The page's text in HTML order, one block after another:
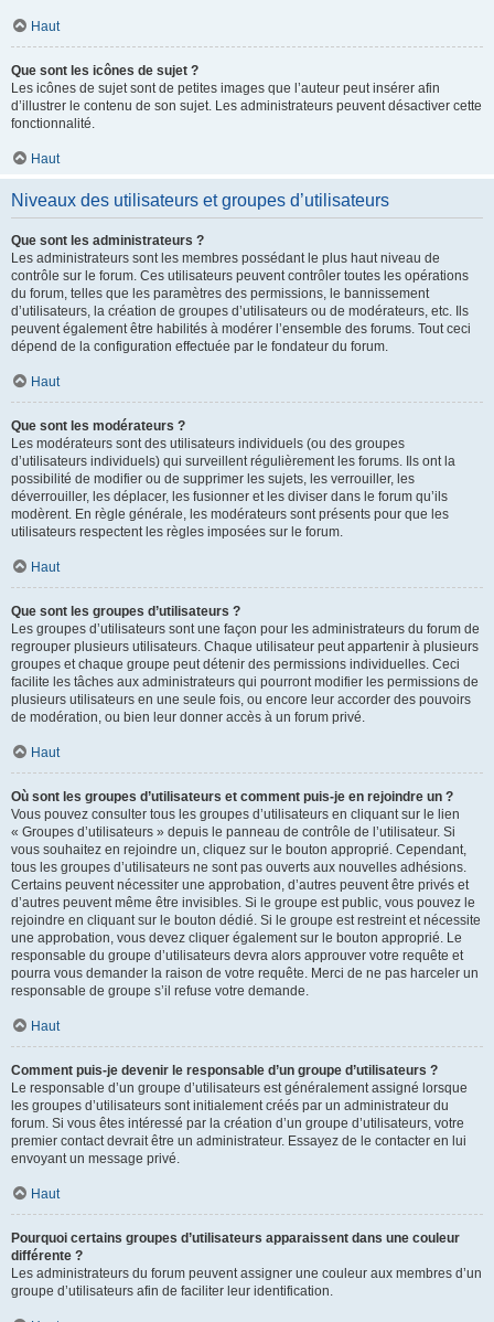
Haut
Que sont les icônes de sujet ?
Les icônes de sujet sont de petites images que l’auteur peut insérer afin
d’illustrer le contenu de son sujet. Les administrateurs peuvent désactiver cette
fonctionnalité.
Haut
Niveaux des utilisateurs et groupes d’utilisateurs
Que sont les administrateurs ?
Les administrateurs sont les membres possédant le plus haut niveau de
contrôle sur le forum. Ces utilisateurs peuvent contrôler toutes les opérations
du forum, telles que les paramètres des permissions, le bannissement
d’utilisateurs, la création de groupes d’utilisateurs ou de modérateurs, etc. Ils
peuvent également être habilités à modérer l’ensemble des forums. Tout ceci
dépend de la configuration effectuée par le fondateur du forum.
Haut
Que sont les modérateurs ?
Les modérateurs sont des utilisateurs individuels (ou des groupes
d’utilisateurs individuels) qui surveillent régulièrement les forums. Ils ont la
possibilité de modifier ou de supprimer les sujets, les verrouiller, les
déverrouiller, les déplacer, les fusionner et les diviser dans le forum qu’ils
modèrent. En règle générale, les modérateurs sont présents pour que les
utilisateurs respectent les règles imposées sur le forum.
Haut
Que sont les groupes d’utilisateurs ?
Les groupes d’utilisateurs sont une façon pour les administrateurs du forum de
regrouper plusieurs utilisateurs. Chaque utilisateur peut appartenir à plusieurs
groupes et chaque groupe peut détenir des permissions individuelles. Ceci
facilite les tâches aux administrateurs qui pourront modifier les permissions de
plusieurs utilisateurs en une seule fois, ou encore leur accorder des pouvoirs
de modération, ou bien leur donner accès à un forum privé.
Haut
Où sont les groupes d’utilisateurs et comment puis-je en rejoindre un ?
Vous pouvez consulter tous les groupes d’utilisateurs en cliquant sur le lien
« Groupes d’utilisateurs » depuis le panneau de contrôle de l’utilisateur. Si
vous souhaitez en rejoindre un, cliquez sur le bouton approprié. Cependant,
tous les groupes d’utilisateurs ne sont pas ouverts aux nouvelles adhésions.
Certains peuvent nécessiter une approbation, d’autres peuvent être privés et
d’autres peuvent même être invisibles. Si le groupe est public, vous pouvez le
rejoindre en cliquant sur le bouton dédié. Si le groupe est restreint et nécessite
une approbation, vous devez cliquer également sur le bouton approprié. Le
responsable du groupe d’utilisateurs devra alors approuver votre requête et
pourra vous demander la raison de votre requête. Merci de ne pas harceler un
responsable de groupe s’il refuse votre demande.
Haut
Comment puis-je devenir le responsable d’un groupe d’utilisateurs ?
Le responsable d’un groupe d’utilisateurs est généralement assigné lorsque
les groupes d’utilisateurs sont initialement créés par un administrateur du
forum. Si vous êtes intéressé par la création d’un groupe d’utilisateurs, votre
premier contact devrait être un administrateur. Essayez de le contacter en lui
envoyant un message privé.
Haut
Pourquoi certains groupes d’utilisateurs apparaissent dans une couleur
différente ?
Les administrateurs du forum peuvent assigner une couleur aux membres d’un
groupe d’utilisateurs afin de faciliter leur identification.